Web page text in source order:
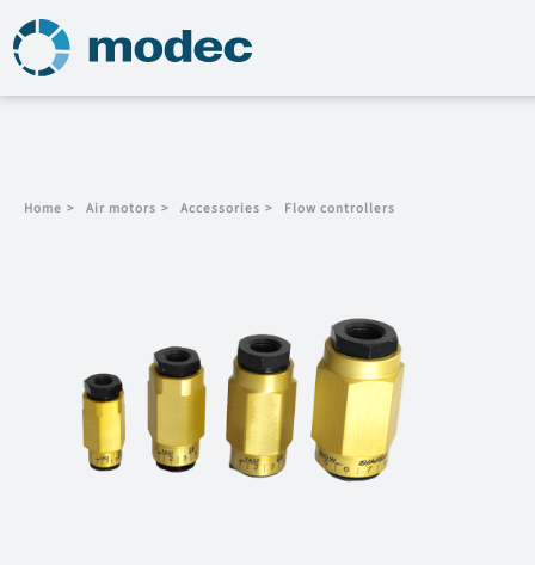
Home > Air motors > Accessories > Flow controllers